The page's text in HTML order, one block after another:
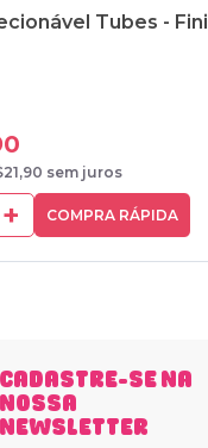
Tubes - Fini
sem juros
+ COMPRA RÁPIDA
CADASTRE-SE NA
NOSSA
NEWSLETTER